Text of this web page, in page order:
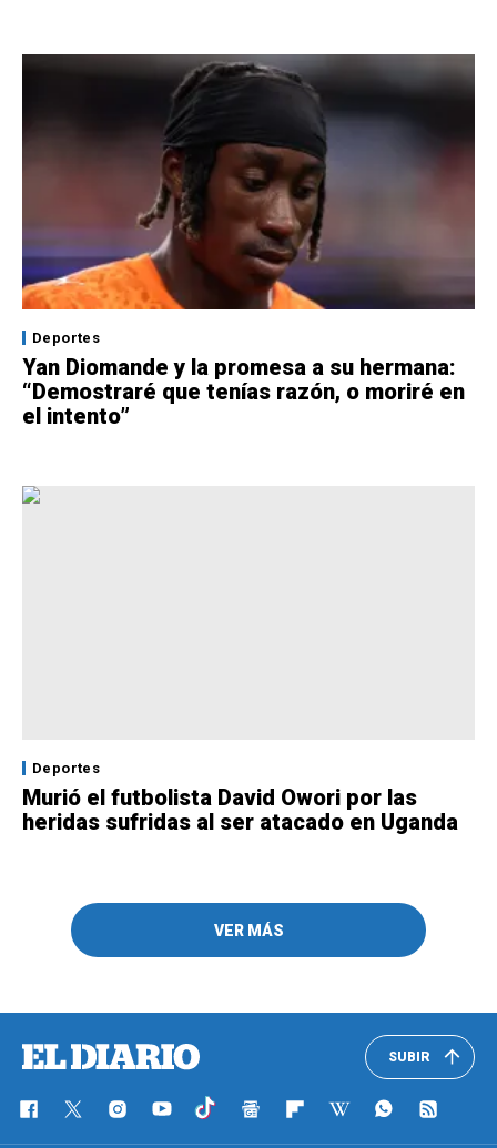
Deportes
Yan Diomande y la promesa a su hermana:
“Demostraré que tenías razón, o moriré en
el intento”
Deportes
Murió el futbolista David Owori por las
heridas sufridas al ser atacado en Uganda
VER MÁS
SUBIR